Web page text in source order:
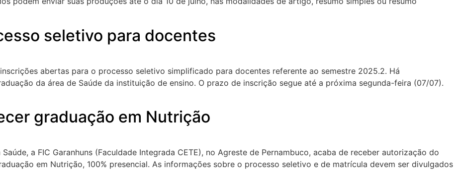
seletivo para docentes
abertas para o processo seletivo simplificado para docentes referente ao semestre 2025.2. Há
da área de Saúde da instituição de ensino. O prazo de inscrição segue até a próxima segunda-feira (07/07).
graduação em Nutrição
a FIC Garanhuns (Faculdade Integrada CETE), no Agreste de Pernambuco, acaba de receber autorização do
em Nutrição, 100% presencial. As informações sobre o processo seletivo e de matrícula devem ser divulgados